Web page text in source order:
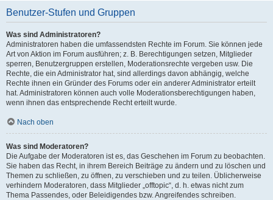
Benutzer-Stufen und Gruppen
Was sind Administratoren?
Administratoren haben die umfassendsten Rechte im Forum. Sie können jede
Art von Aktion im Forum ausführen; z. B. Berechtigungen setzen, Mitglieder
sperren, Benutzergruppen erstellen, Moderationsrechte vergeben usw. Die
Rechte, die ein Administrator hat, sind allerdings davon abhängig, welche
Rechte ihnen ein Gründer des Forums oder ein anderer Administrator erteilt
hat. Administratoren können auch volle Moderationsberechtigungen haben,
wenn ihnen das entsprechende Recht erteilt wurde.
Nach oben
Was sind Moderatoren?
Die Aufgabe der Moderatoren ist es, das Geschehen im Forum zu beobachten.
Sie haben das Recht, in ihrem Bereich Beiträge zu ändern und zu löschen und
Themen zu schließen, zu öffnen, zu verschieben und zu teilen. Üblicherweise
verhindern Moderatoren, dass Mitglieder „offtopic“, d. h. etwas nicht zum
Thema Passendes, oder Beleidigendes bzw. Angreifendes schreiben.